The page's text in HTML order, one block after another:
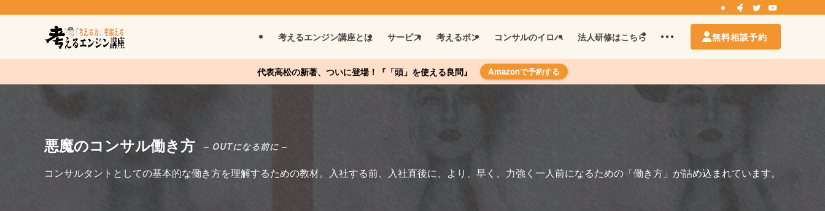
考えるエンジン講座とは サービス 考えるボン コンサルのイロハ 法人研修はこちら 無料相談予約
代表高松の新著、ついに登場！『「頭」を使える良問』 Amazonで予約する
悪魔のコンサル働き方 – OUTになる前に –
コンサルタントとしての基本的な働き方を理解するための教材。入社する前、入社直後に、より、早く、力強く一人前になるための「働き方」が詰め込まれています。